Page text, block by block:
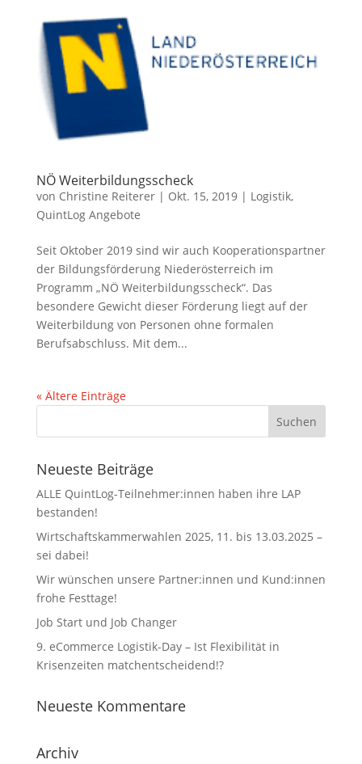
NÖ Weiterbildungsscheck
von Christine Reiterer| Okt. 15, 2019| Logistik,
QuintLog Angebote
Seit Oktober 2019 sind wir auch Kooperationspartner
der Bildungsförderung Niederösterreich im
Programm „NÖ Weiterbildungsscheck“. Das
besondere Gewicht dieser Förderung liegt auf der
Weiterbildung von Personen ohne formalen
Berufsabschluss. Mit dem...
« Ältere Einträge
Neueste Beiträge
ALLE QuintLog-Teilnehmer:innen haben ihre LAP
bestanden!
Wirtschaftskammerwahlen 2025, 11. bis 13.03.2025 –
sei dabei!
Wir wünschen unsere Partner:innen und Kund:innen
frohe Festtage!
Job Start und Job Changer
9. eCommerce Logistik-Day – Ist Flexibilität in
Krisenzeiten matchentscheidend!?
Neueste Kommentare
Archiv